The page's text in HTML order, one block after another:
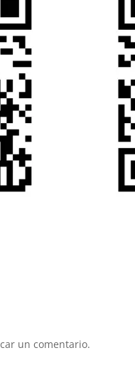
un comentario.